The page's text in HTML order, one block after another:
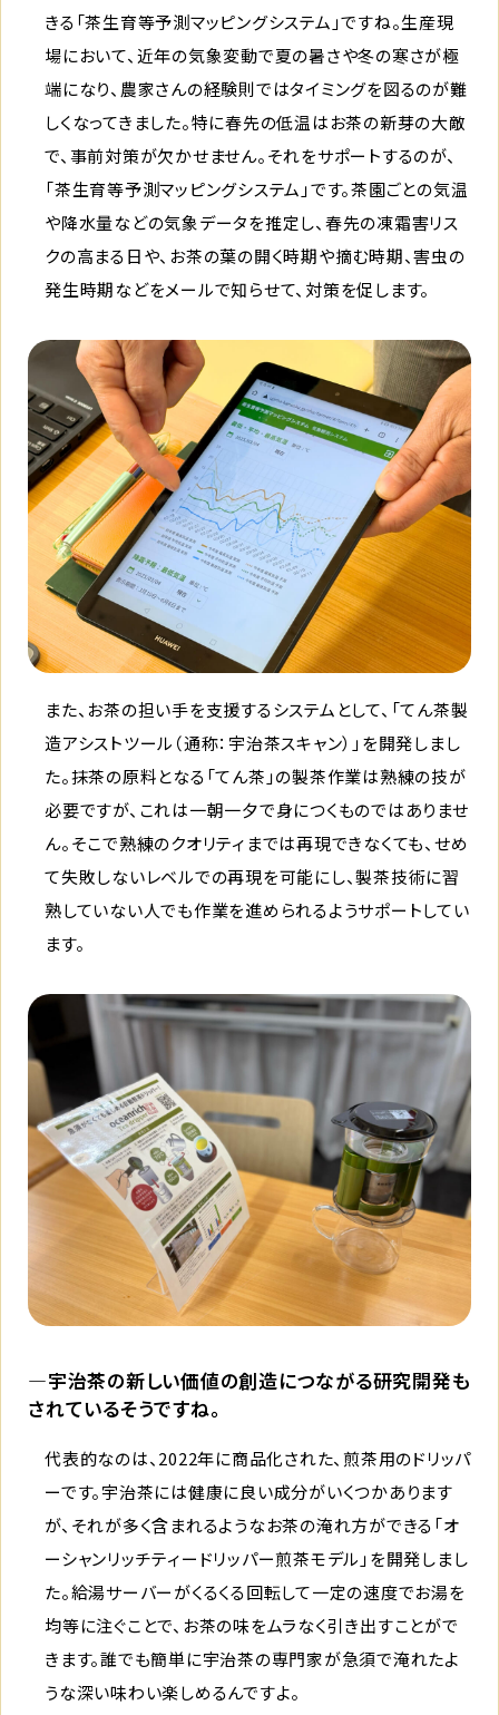
きる「茶生育等予測マッピングシステム」ですね。生産現
場において、近年の気象変動で夏の暑さや冬の寒さが極
端になり、農家さんの経験則ではタイミングを図るのが難
しくなってきました。特に春先の低温はお茶の新芽の大敵
で、事前対策が欠かせません。それをサポートするのが、
「茶生育等予測マッピングシステム」です。茶園ごとの気温
や降水量などの気象データを推定し、春先の凍霜害リス
クの高まる日や、お茶の葉の開く時期や摘む時期、害虫の
発生時期などをメールで知らせて、対策を促します。
また、お茶の担い手を支援するシステムとして、「てん茶製
造アシストツール（通称：宇治茶スキャン）」を開発しまし
た。抹茶の原料となる「てん茶」の製茶作業は熟練の技が
必要ですが、これは一朝一夕で身につくものではありませ
ん。そこで熟練のクオリティまでは再現できなくても、せめ
て失敗しないレベルでの再現を可能にし、製茶技術に習
熟していない人でも作業を進められるようサポートしてい
ます。
―宇治茶の新しい価値の創造につながる研究開発も
されているそうですね。
代表的なのは、2022年に商品化された、煎茶用のドリッパ
ーです。宇治茶には健康に良い成分がいくつかあります
が、それが多く含まれるようなお茶の淹れ方ができる「オ
ーシャンリッチティードリッパー煎茶モデル」を開発しまし
た。給湯サーバーがくるくる回転して一定の速度でお湯を
均等に注ぐことで、お茶の味をムラなく引き出すことがで
きます。誰でも簡単に宇治茶の専門家が急須で淹れたよ
うな深い味わい楽しめるんですよ。